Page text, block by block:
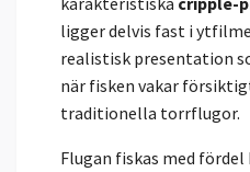
ligger delvis fast i
realistisk presentation
när fisken vakar
traditionella torrflugor.
Flugan fiskas med